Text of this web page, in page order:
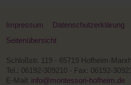
Impressum Datenschutzerklärung
Seitenübersicht
Schloßstr. 119 - 65719 Hofheim-
Tel.: 06192-309210 - Fax: 06192-
E-Mail: info@montessori-hofheim.de